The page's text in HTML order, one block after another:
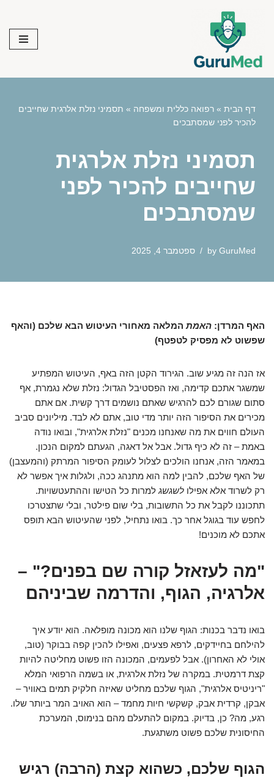
content
דף הבית » רפואה כללית ומשפחה » תסמיני נזלת אלרגית שחייבים
להכיר לפני שמסתבכים
תסמיני נזלת אלרגית
שחייבים להכיר לפני
שמסתבכים
by GuruMed ספטמבר 4, 2025
האף המרדן: האמת המלאה מאחורי העיטוש הבא שלכם (והאף
שפשוט לא מפסיק לטפטף)
אז הנה זה מגיע שוב. הגירוד הקטן הזה באף, העיטוש המפתיע
שמשגר אתכם קדימה, ואז הפסטיבל הגדול: נזלת שלא נגמרת, אף
סתום שגורם לכם להרגיש שאתם נושמים דרך קשית. אם אתם
מכירים את הסיפור הזה יותר מדי טוב, אתם לא לבד. מיליונים סביב
העולם חווים את מה שאנחנו מכנים "נזלת אלרגית", ובואו נודה
באמת – זה לא כיף גדול. אבל אל דאגה, הגעתם למקום הנכון.
במאמר הזה, אנחנו הולכים לצלול לעומק הסיפור המרתק (והמעצבן)
של האף שלכם, להבין למה הוא מתנהג ככה, ולגלות איך אפשר לא
רק לשרוד אלא אפילו לשגשג למרות כל הטישו וההתעטשויות.
תתכוננו לקבל את כל התשובות, בלי שום פילטר, ובלי שתצטרכו
לחפש עוד בגוגל אחר כך. בואו נתחיל, לפני שהעיטוש הבא תופס
אתכם לא מוכנים!
"מה לעזאזל קורה שם בפנים?" –
אלרגיה, הגוף, והדרמה שביניהם
בואו נדבר בכנות: הגוף שלנו הוא מכונה מופלאה. הוא יודע איך
להילחם בחיידקים, לרפא פצעים, ואפילו להכין קפה בבוקר (טוב,
אולי לא האחרון). אבל לפעמים, המכונה הזו פשוט מחליטה להיות
קצת דרמטית. במקרה של נזלת אלרגית, או בשמה הרפואי המלא
"ריניטיס אלרגית", הגוף שלכם מחליט שאיזה חלקיק תמים באוויר –
אבקן, קרדית אבק, קשקשי חיות מחמד – הוא האויב המר ביותר שלו.
רגע, מה? כן, בדיוק. במקום להתעלם מהם בנימוס, המערכת
החיסונית שלכם פשוט משתגעת.
הגוף שלכם, כשהוא קצת (הרבה) רגיש